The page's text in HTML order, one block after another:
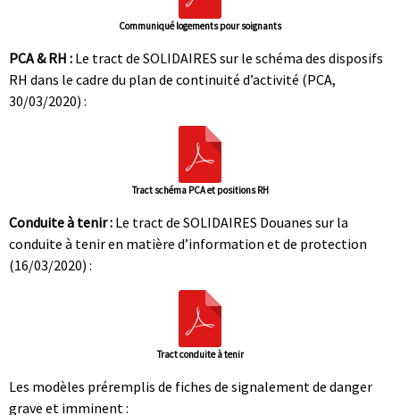
Communiqué logements pour soignants
PCA & RH : Le tract de SOLIDAIRES sur le schéma des disposifs
RH dans le cadre du plan de continuité d’activité (PCA,
30/03/2020) :
Tract schéma PCA et positions RH
Conduite à tenir : Le tract de SOLIDAIRES Douanes sur la
conduite à tenir en matière d’information et de protection
(16/03/2020) :
Tract conduite à tenir
Les modèles préremplis de fiches de signalement de danger
grave et imminent :